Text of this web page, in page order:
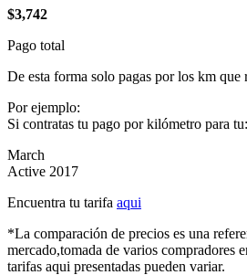
$3,742
Pago total
De esta forma solo pagas por los km que
Por ejemplo:
Si contratas tu pago por kilómetro para tu:
March
Active 2017
Encuentra tu tarifa aqui
*La comparación de precios es una
mercado,tomada de varios compradores
tarifas aqui presentadas pueden variar.